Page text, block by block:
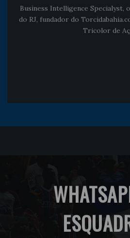
Business Intelligence Specialyst,
do RJ, fundador do
Tricolor de